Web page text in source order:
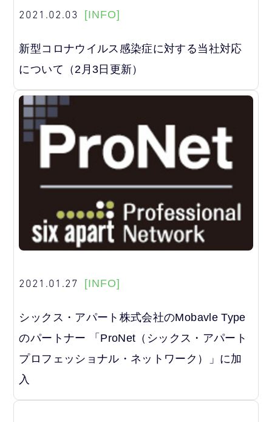
2021.02.03 [INFO]
新型コロナウイルス感染症に対する当社対応
について（2月3日更新）
2021.01.27 [INFO]
シックス・アパート株式会社のMobavle Type
のパートナー 「ProNet（シックス・アパート
プロフェッショナル・ネットワーク）」に加
入